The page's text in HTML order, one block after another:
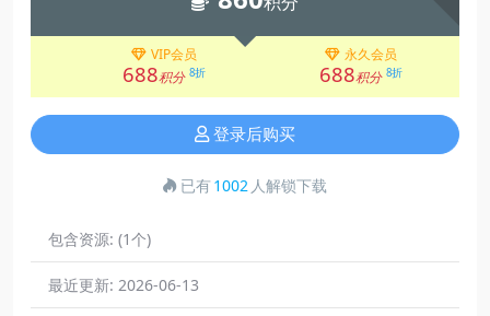
VIP会员
688积分 8折
永久会员
688积分 8折
登录后购买
已有1002 人解锁下载
包含资源: (1个)
最近更新: 2026-06-13